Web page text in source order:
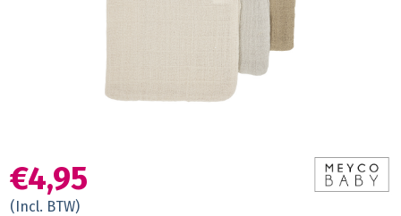
€4,95
(Incl. BTW)